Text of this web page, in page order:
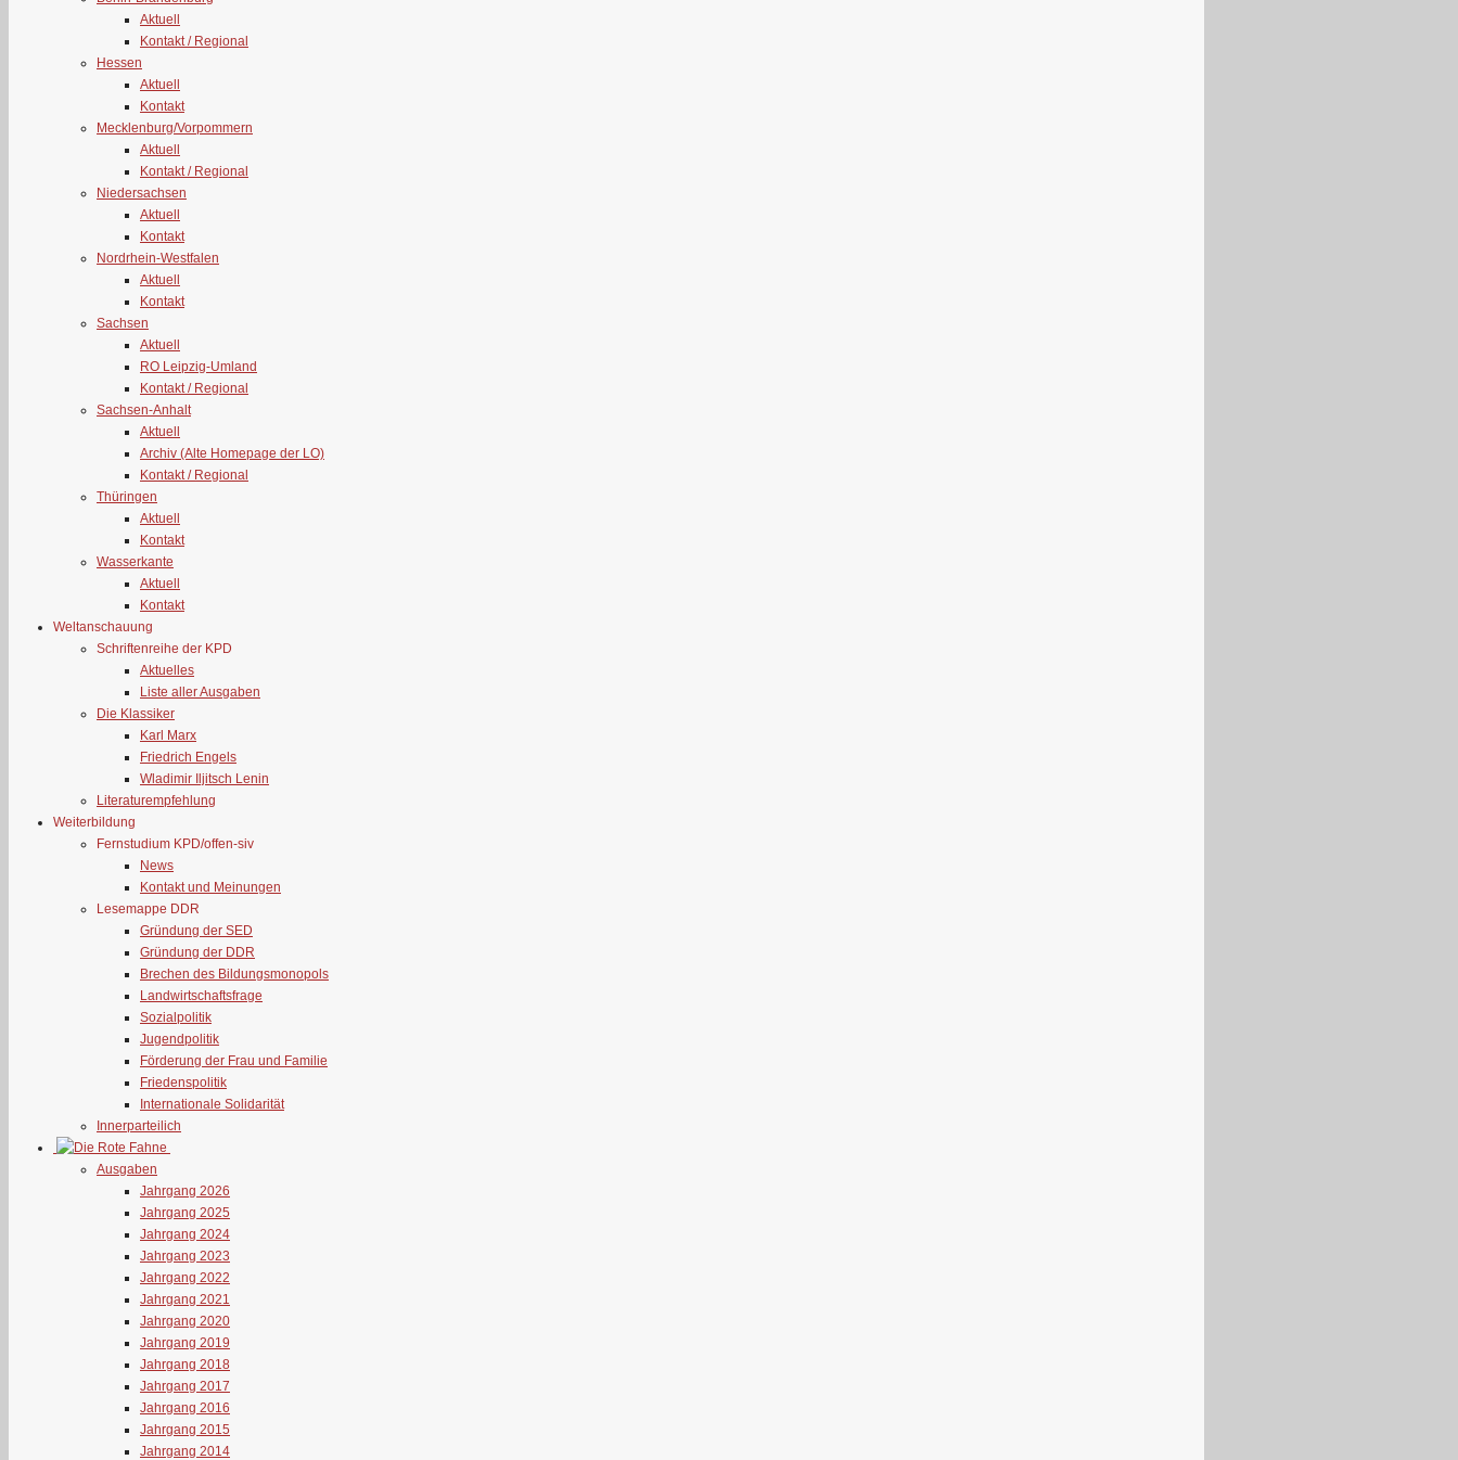
Aktuell
Kontakt / Regional
Hessen
Aktuell
Kontakt
Mecklenburg/Vorpommern
Aktuell
Kontakt / Regional
Niedersachsen
Aktuell
Kontakt
Nordrhein-Westfalen
Aktuell
Kontakt
Sachsen
Aktuell
RO Leipzig-Umland
Kontakt / Regional
Sachsen-Anhalt
Aktuell
Archiv (Alte Homepage der LO)
Kontakt / Regional
Thüringen
Aktuell
Kontakt
Wasserkante
Aktuell
Kontakt
Weltanschauung
Schriftenreihe der KPD
Aktuelles
Liste aller Ausgaben
Die Klassiker
Karl Marx
Friedrich Engels
Wladimir Iljitsch Lenin
Literaturempfehlung
Weiterbildung
Fernstudium KPD/offen-siv
News
Kontakt und Meinungen
Lesemappe DDR
Gründung der SED
Gründung der DDR
Brechen des Bildungsmonopols
Landwirtschaftsfrage
Sozialpolitik
Jugendpolitik
Förderung der Frau und Familie
Friedenspolitik
Internationale Solidarität
Innerparteilich
Ausgaben
Jahrgang 2026
Jahrgang 2025
Jahrgang 2024
Jahrgang 2023
Jahrgang 2022
Jahrgang 2021
Jahrgang 2020
Jahrgang 2019
Jahrgang 2018
Jahrgang 2017
Jahrgang 2016
Jahrgang 2015
Jahrgang 2014